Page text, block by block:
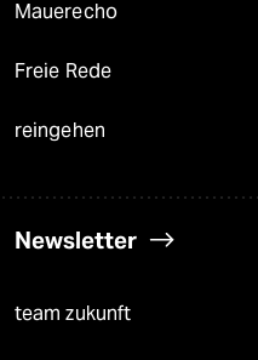
Mauerecho
Freie Rede
reingehen
Newsletter
team zukunft